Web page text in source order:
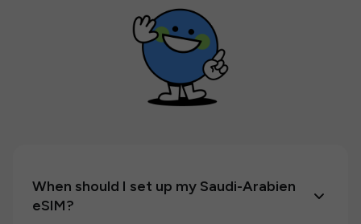
When should I set up my Saudi-Arabien
eSIM?